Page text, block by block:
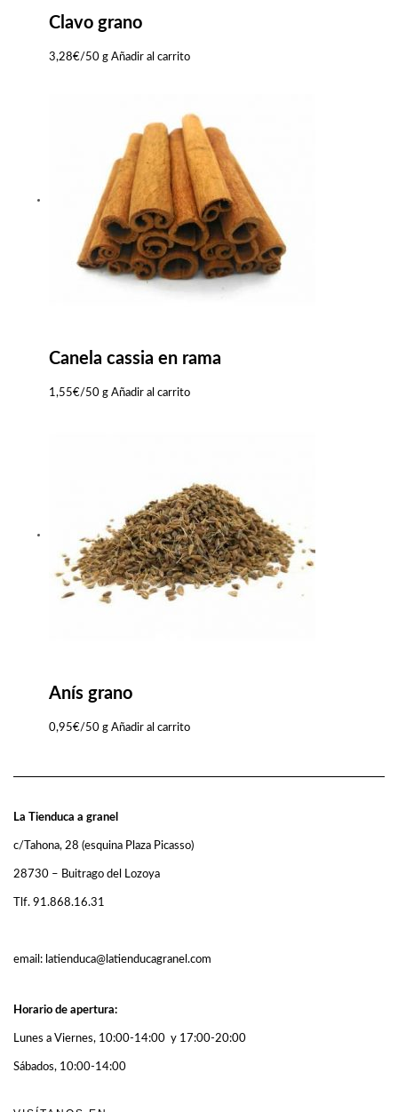
Clavo grano
3,28€/50 g Añadir al carrito
Canela cassia en rama
1,55€/50 g Añadir al carrito
Anís grano
0,95€/50 g Añadir al carrito
La Tienduca a granel
c/Tahona, 28 (esquina Plaza Picasso)
28730 – Buitrago del Lozoya
Tlf. 91.868.16.31
email: latienduca@latienducagranel.com
Horario de apertura:
Lunes a Viernes, 10:00-14:00 y 17:00-20:00
Sábados, 10:00-14:00